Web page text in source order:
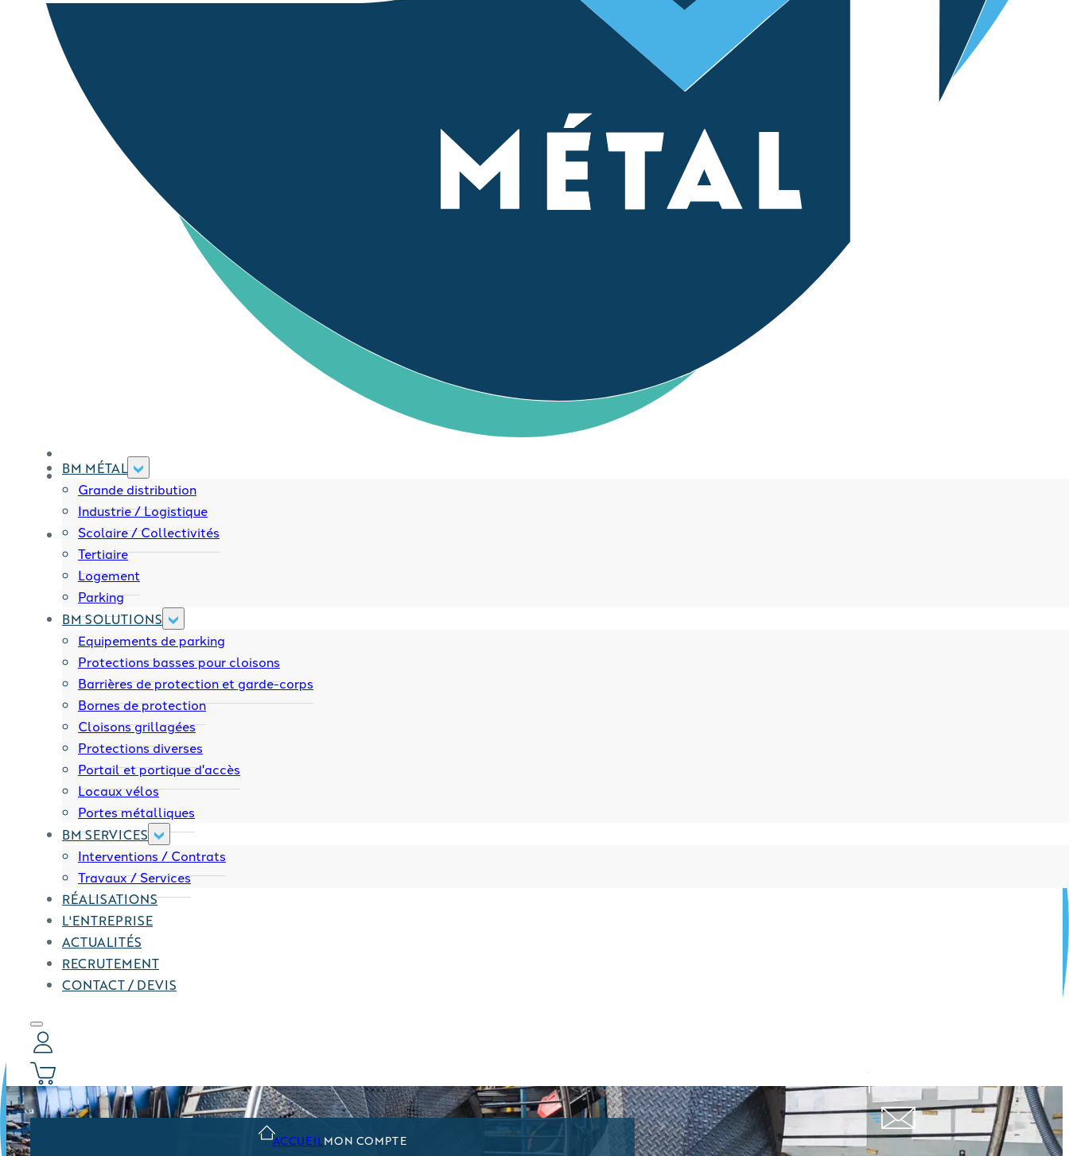
BM MÉTAL
Grande distribution
Industrie / Logistique
Scolaire / Collectivités
Tertiaire
Logement
Parking
BM SOLUTIONS
Equipements de parking
Protections basses pour cloisons
Barrières de protection et garde-corps
Bornes de protection
Cloisons grillagées
Protections diverses
Portail et portique d'accès
Locaux vélos
Portes métalliques
BM SERVICES
Interventions / Contrats
Travaux / Services
RÉALISATIONS
L'ENTREPRISE
ACTUALITÉS
RECRUTEMENT
CONTACT / DEVIS
0
ACCUEIL MON COMPTE